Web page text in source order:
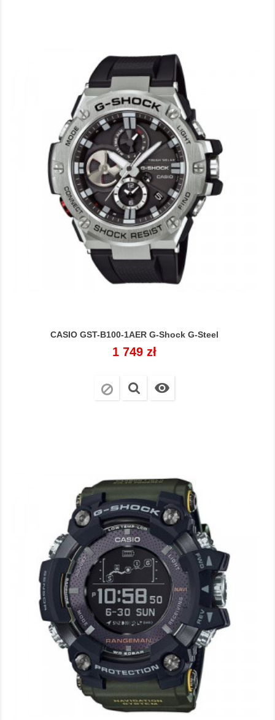
CASIO GST-B100-1AER G-Shock G-Steel
Cena
1 749 zł
